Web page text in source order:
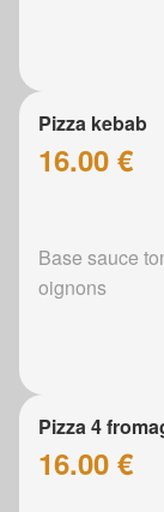
Pizza kebab
16.00 €
Base sauce
oignons
Pizza 4
16.00 €